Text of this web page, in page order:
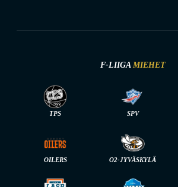
F-LIIGA MIEHET
TPS SPV
OILERS O2-JYVÄSKYLÄ